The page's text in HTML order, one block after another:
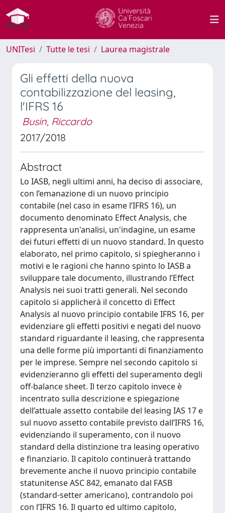
UNITesi Tutte le tesi Laurea magistrale
Gli effetti della nuova
contabilizzazione del leasing,
l'IFRS 16
Busin, Riccardo
2017/2018
Abstract
Lo IASB, negli ultimi anni, ha deciso di associare,
con l’emanazione di un nuovo principio
contabile (nel caso in esame l’IFRS 16), un
documento denominato Effect Analysis, che
rappresenta un'analisi, un'indagine, un esame
dei futuri effetti di un nuovo standard. In questo
elaborato, nel primo capitolo, si spiegheranno i
motivi e le ragioni che hanno spinto lo IASB a
sviluppare tale documento, illustrando l’Effect
Analysis nei suoi tratti generali. Nel secondo
capitolo si applicherà il concetto di Effect
Analysis al nuovo principio contabile IFRS 16, per
evidenziare gli effetti positivi e negati del nuovo
standard riguardante il leasing, che rappresenta
una delle forme più importanti di finanziamento
per le imprese. Sempre nel secondo capitolo si
evidenzieranno gli effetti del superamento degli
off-balance sheet. Il terzo capitolo invece è
incentrato sulla descrizione e spiegazione
dell’attuale assetto contabile del leasing IAS 17 e
sul nuovo assetto contabile previsto dall’IFRS 16,
evidenziando il superamento, con il nuovo
standard della distinzione tra leasing operativo
e finanziario. Il capitolo continuerà trattando
brevemente anche il nuovo principio contabile
statunitense ASC 842, emanato dal FASB
(standard-setter americano), contrandolo poi
con l’IFRS 16. Il quarto ed ultimo capitolo,